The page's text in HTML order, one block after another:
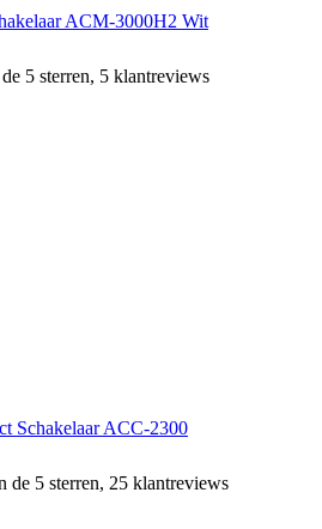
ACM-3000H2 Wit
5 sterren, 5 klantreviews
Schakelaar ACC-2300
de 5 sterren, 25 klantreviews